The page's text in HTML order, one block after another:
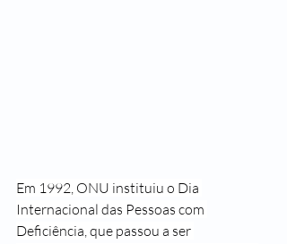
Em 1992, ONU instituiu o Dia
Internacional das Pessoas com
Deficiência, que passou a ser